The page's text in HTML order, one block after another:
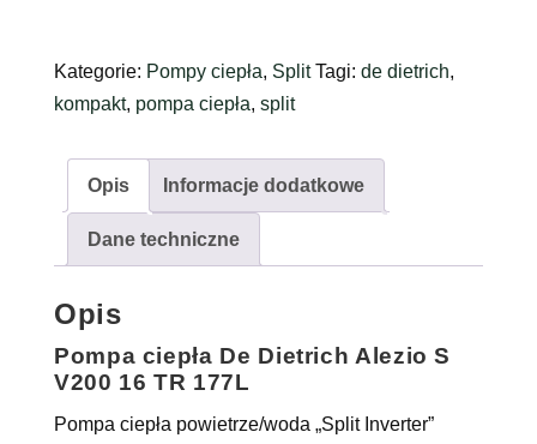
Kategorie: Pompy ciepła, Split Tagi: de dietrich,
kompakt, pompa ciepła, split
Opis Informacje dodatkowe
Dane techniczne
Opis
Pompa ciepła De Dietrich Alezio S
V200 16 TR 177L
Pompa ciepła powietrze/woda „Split Inverter”